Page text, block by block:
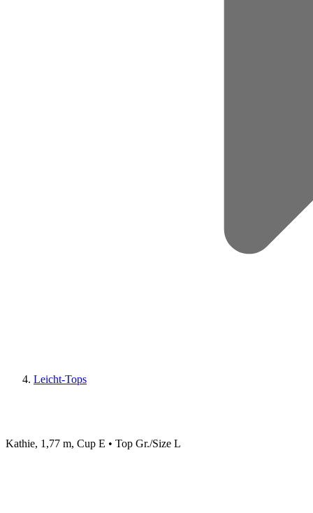
Leicht-Tops
Kathie, 1,77 m, Cup E • Top Gr./Size L